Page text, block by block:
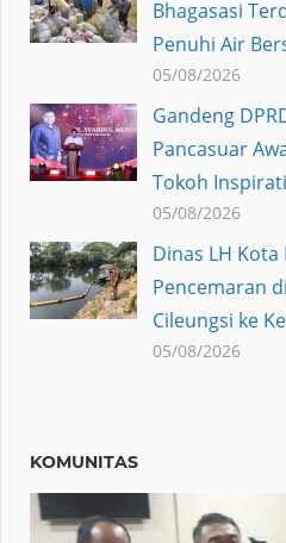
Bhagasasi
Penuhi Air
05/08/2026
Gandeng
Pancasuar
Tokoh
05/08/2026
Dinas LH
Pencemaran
Cileungsi ke
05/08/2026
KOMUNITAS